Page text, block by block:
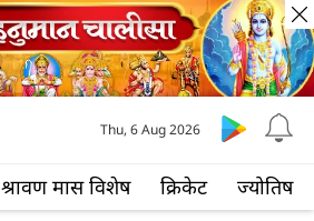
श्रावण मास विशेष क्रिकेट ज्योतिष
Thu, 6 Aug 2026